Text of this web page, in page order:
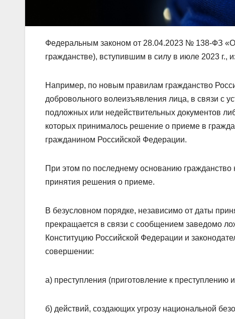
Федеральным законом от 28.04.2023 № 138-ФЗ
гражданстве), вступившим в силу в июле 2023
Например, по новым правилам гражданство
добровольного волеизъявления лица, в связи с
подложных или недействительных документов
которых принималось решение о приеме в
гражданином Российской Федерации.
При этом по последнему основанию
принятия решения о приеме.
В безусловном порядке, независимо от даты
прекращается в связи с сообщением заведомо
Конституцию Российской Федерации и
совершении:
а) преступления (приготовление к преступлению
б) действий, создающих угрозу национальной